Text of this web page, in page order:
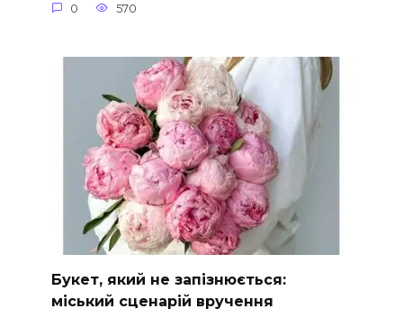
0 570
Букет, який не запізнюється:
міський сценарій вручення